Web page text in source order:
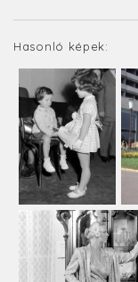
Hasonló képek: